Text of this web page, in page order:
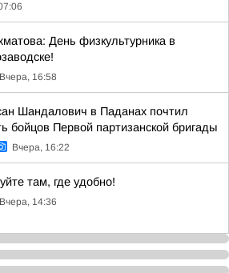
День физкультурника в
Вчера, 16:58
Шандалович в Паданах почтил
бойцов Первой партизанской бригады
Вчера, 16:22
там, где удобно!
Вчера, 14:36